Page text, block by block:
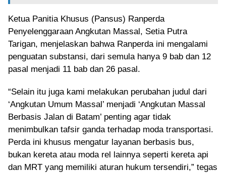
Ketua Panitia Khusus (Pansus) Ranperda
Penyelenggaraan Angkutan Massal, Setia Putra
Tarigan, menjelaskan bahwa Ranperda ini mengalami
penguatan substansi, dari semula hanya 9 bab dan 12
pasal menjadi 11 bab dan 26 pasal.
“Selain itu juga kami melakukan perubahan judul dari
‘Angkutan Umum Massal’ menjadi ‘Angkutan Massal
Berbasis Jalan di Batam’ penting agar tidak
menimbulkan tafsir ganda terhadap moda transportasi.
Perda ini khusus mengatur layanan berbasis bus,
bukan kereta atau moda rel lainnya seperti kereta api
dan MRT yang memiliki aturan hukum tersendiri,” tegas